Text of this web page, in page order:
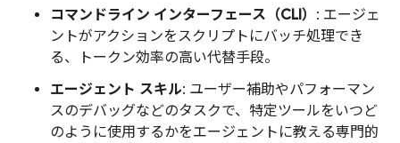
コマンドライン インターフェース（CLI） : エージェ
ントがアクションをスクリプトにバッチ処理でき
る、トークン効率の高い代替手段。
エージェント スキル: ユーザー補助やパフォーマン
スのデバッグなどのタスクで、特定ツールをいつど
のように使用するかをエージェントに教える専門的